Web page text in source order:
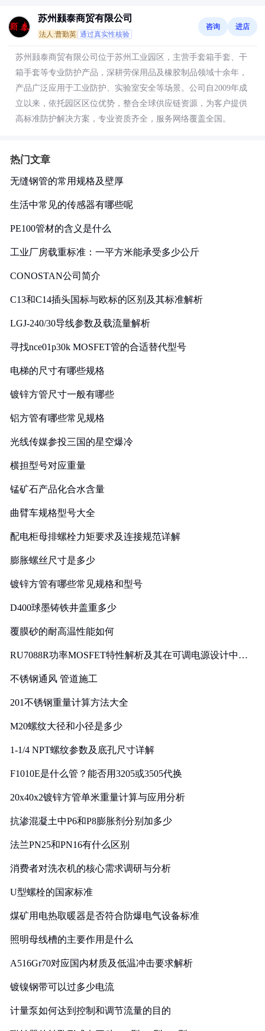
苏州颢泰商贸有限公司
法人:曹勤英 通过真实性核验
咨询 进店
苏州颢泰商贸有限公司位于苏州工业园区，主营手套箱手套、干
箱手套等专业防护产品，深耕劳保用品及橡胶制品领域十余年，
产品广泛应用于工业防护、实验室安全等场景。公司自2009年成
立以来，依托园区区位优势，整合全球供应链资源，为客户提供
高标准防护解决方案，专业资质齐全，服务网络覆盖全国。
热门文章
无缝钢管的常用规格及壁厚
生活中常见的传感器有哪些呢
PE100管材的含义是什么
工业厂房载重标准：一平方米能承受多少公斤
CONOSTAN公司简介
C13和C14插头国标与欧标的区别及其标准解析
LGJ-240/30导线参数及载流量解析
寻找nce01p30k MOSFET管的合适替代型号
电梯的尺寸有哪些规格
镀锌方管尺寸一般有哪些
铝方管有哪些常见规格
光线传媒参投三国的星空爆冷
横担型号对应重量
锰矿石产品化合水含量
曲臂车规格型号大全
配电柜母排螺栓力矩要求及连接规范详解
膨胀螺丝尺寸是多少
镀锌方管有哪些常见规格和型号
D400球墨铸铁井盖重多少
覆膜砂的耐高温性能如何
RU7088R功率MOSFET特性解析及其在可调电源设计中的
不锈钢通风 管道施工
201不锈钢重量计算方法大全
M20螺纹大径和小径是多少
1-1/4 NPT螺纹参数及底孔尺寸详解
F1010E是什么管？能否用3205或3505代换
20x40x2镀锌方管单米重量计算与应用分析
抗渗混凝土中P6和P8膨胀剂分别加多少
法兰PN25和PN16有什么区别
消费者对洗衣机的核心需求调研与分析
U型螺栓的国家标准
煤矿用电热取暖器是否符合防爆电气设备标准
照明母线槽的主要作用是什么
A516Gr70对应国内材质及低温冲击要求解析
镀镍钢带可以过多少电流
计量泵如何达到控制和调节流量的目的